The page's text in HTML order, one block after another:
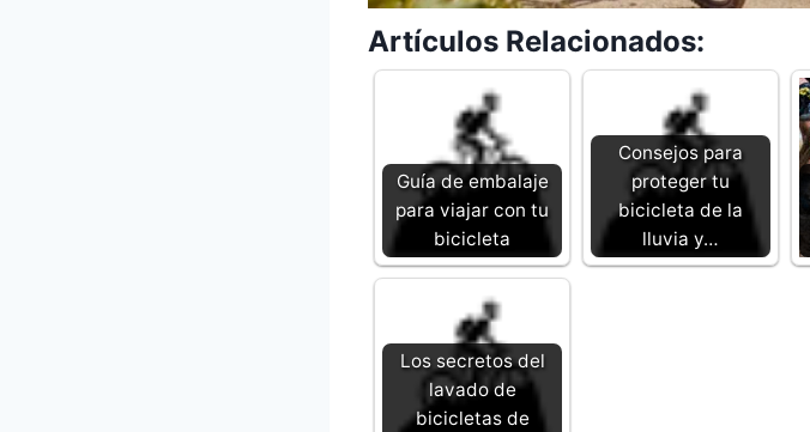
Artículos Relacionados:
Guía de embalaje
para viajar con tu
bicicleta
Consejos para
proteger tu
bicicleta de la
lluvia y…
Los secretos del
lavado de
bicicletas de